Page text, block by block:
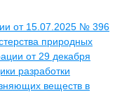
от 15.07.2025 № 396
природных
от 29 декабря
разработки
веществ в